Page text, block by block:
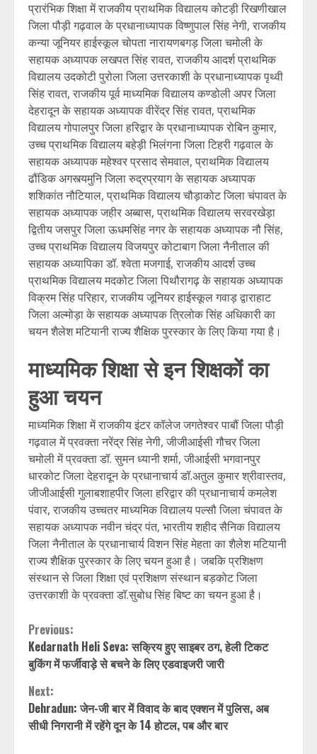
प्रारंभिक शिक्षा में राजकीय प्राथमिक विद्यालय कोटड़ी रिखणीखाल
जिला पौड़ी गढ़वाल के प्रधानाध्यापक विष्णुपाल सिंह नेगी, राजकीय
कन्या जूनियर हाईस्कूल चोपता नारायणबगड़ जिला चमोली के
सहायक अध्यापक लखपत सिंह रावत, राजकीय आदर्श प्राथमिक
विद्यालय उदकोटी पुरोला जिला उत्तरकाशी के प्रधानाध्यापक पृथ्वी
सिंह रावत, राजकीय पूर्व माध्यमिक विद्यालय कण्डोली अपर जिला
देहरादून के सहायक अध्यापक वीरेंद्र सिंह रावत, प्राथमिक
विद्यालय गोपालपुर जिला हरिद्वार के प्रधानाध्यापक रोबिन कुमार,
उच्च प्राथमिक विद्यालय बहेड़ी भिलंगना जिला टिहरी गढ़वाल के
सहायक अध्यापक महेश्वर प्रसाद सेमवाल, प्राथमिक विद्यालय
ढौंडिक अगस्त्यमुनि जिला रुद्रप्रयाग के सहायक अध्यापक
शशिकांत नौटियाल, प्राथमिक विद्यालय चौड़ाकोट जिला चंपावत के
सहायक अध्यापक जहीर अब्बास, प्राथमिक विद्यालय सरवरखेड़ा
द्वितीय जसपुर जिला ऊधमसिंह नगर के सहायक अध्यापक नौ सिंह,
उच्च प्राथमिक विद्यालय विजयपुर कोटाबाग जिला नैनीताल की
सहायक अध्यापिका डॉ. श्वेता मजगाई, राजकीय आदर्श उच्च
प्राथमिक विद्यालय मदकोट जिला पिथौरागढ़ के सहायक अध्यापक
विक्रम सिंह परिहार, राजकीय जूनियर हाईस्कूल गवाड़ द्वाराहाट
जिला अल्मोड़ा के सहायक अध्यापक त्रिलोक सिंह अधिकारी का
चयन शैलेश मटियानी राज्य शैक्षिक पुरस्कार के लिए किया गया है।
माध्यमिक शिक्षा से इन शिक्षकों का
हुआ चयन
माध्यमिक शिक्षा में राजकीय इंटर कॉलेज जगतेश्वर पाबौं जिला पौड़ी
गढ़वाल में प्रवक्ता नरेंद्र सिंह नेगी, जीजीआईसी गौचर जिला
चमोली में प्रवक्ता डॉ. सुमन ध्यानी शर्मा, जीआईसी भगवानपुर
धारकोट जिला देहरादून के प्रधानाचार्य डॉ.अतुल कुमार श्रीवास्तव,
जीजीआईसी गुलाबशाहपीर जिला हरिद्वार की प्रधानाचार्य कमलेश
पंवार, राजकीय उच्चतर माध्यमिक विद्यालय पल्सौ जिला चंपावत के
सहायक अध्यापक नवीन चंद्र पंत, भारतीय शहीद सैनिक विद्यालय
जिला नैनीताल के प्रधानाचार्य विशन सिंह मेहता का शैलेश मटियानी
राज्य शैक्षिक पुरस्कार के लिए चयन हुआ है। जबकि प्रशिक्षण
संस्थान से जिला शिक्षा एवं प्रशिक्षण संस्थान बड़कोट जिला
उत्तरकाशी के प्रवक्ता डॉ.सुबोध सिंह बिष्ट का चयन हुआ है।
Continue
Reading
Previous:
Kedarnath Heli Seva: सक्रिय हुए साइबर ठग, हेली टिकट
बुकिंग में फर्जीवाड़े से बचने के लिए एडवाइजरी जारी
Next:
Dehradun: जेन-जी बार में विवाद के बाद एक्शन में पुलिस, अब
सीधी निगरानी में रहेंगे दून के 14 होटल, पब और बार